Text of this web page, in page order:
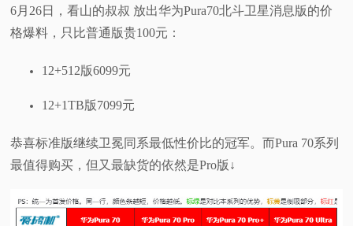
6月26日，看山的叔叔 放出华为Pura70北斗卫星消息版的价
格爆料，只比普通版贵100元：
12+512版6099元
12+1TB版7099元
恭喜标准版继续卫冕同系最低性价比的冠军。而Pura 70系列
最值得购买，但又最缺货的依然是Pro版↓